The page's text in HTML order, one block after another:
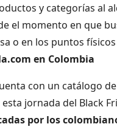
y categorías al
el momento en que
o en los puntos
en Colombia
con un catálogo
jornada del Black
por los